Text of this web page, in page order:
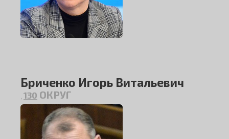
Бриченко Игорь Витальевич
130 ОКРУГ